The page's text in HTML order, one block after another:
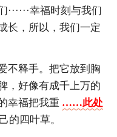
幸福时刻与我们
长，所以，我们一定
不释手。把它放到胸
，好像有成千上万的
幸福把我重 ……此处
的四叶草。